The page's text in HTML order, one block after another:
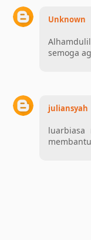
Unknown
semoga
juliansyah
luarbiasa